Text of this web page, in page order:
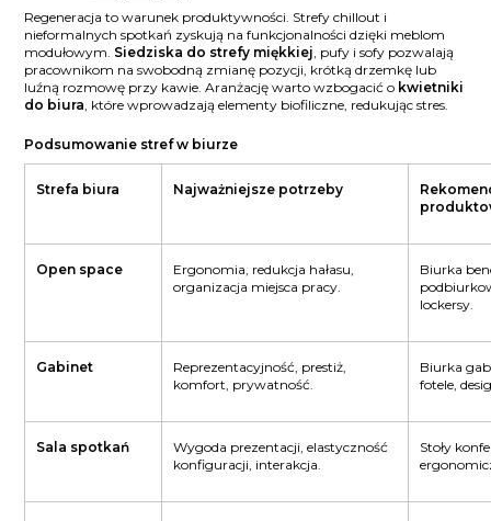
Regeneracja to warunek produktywności. Strefy chillout i
nieformalnych spotkań zyskują na funkcjonalności dzięki meblom
modułowym. Siedziska do strefy miękkiej, pufy i sofy pozwalają
pracownikom na swobodną zmianę pozycji, krótką drzemkę lub
luźną rozmowę przy kawie. Aranżację warto wzbogacić o kwietniki
do biura, które wprowadzają elementy biofiliczne, redukując stres.
Podsumowanie stref w biurze
Strefa biura Najważniejsze potrzeby
Open space
Ergonomia, redukcja hałasu,
organizacja miejsca pracy.
Biurka
lockersy.
Gabinet
Reprezentacyjność, prestiż,
komfort, prywatność.
Biurka
fotele,
Sala spotkań
Wygoda prezentacji, elastyczność
konfiguracji, interakcja.
Stoły